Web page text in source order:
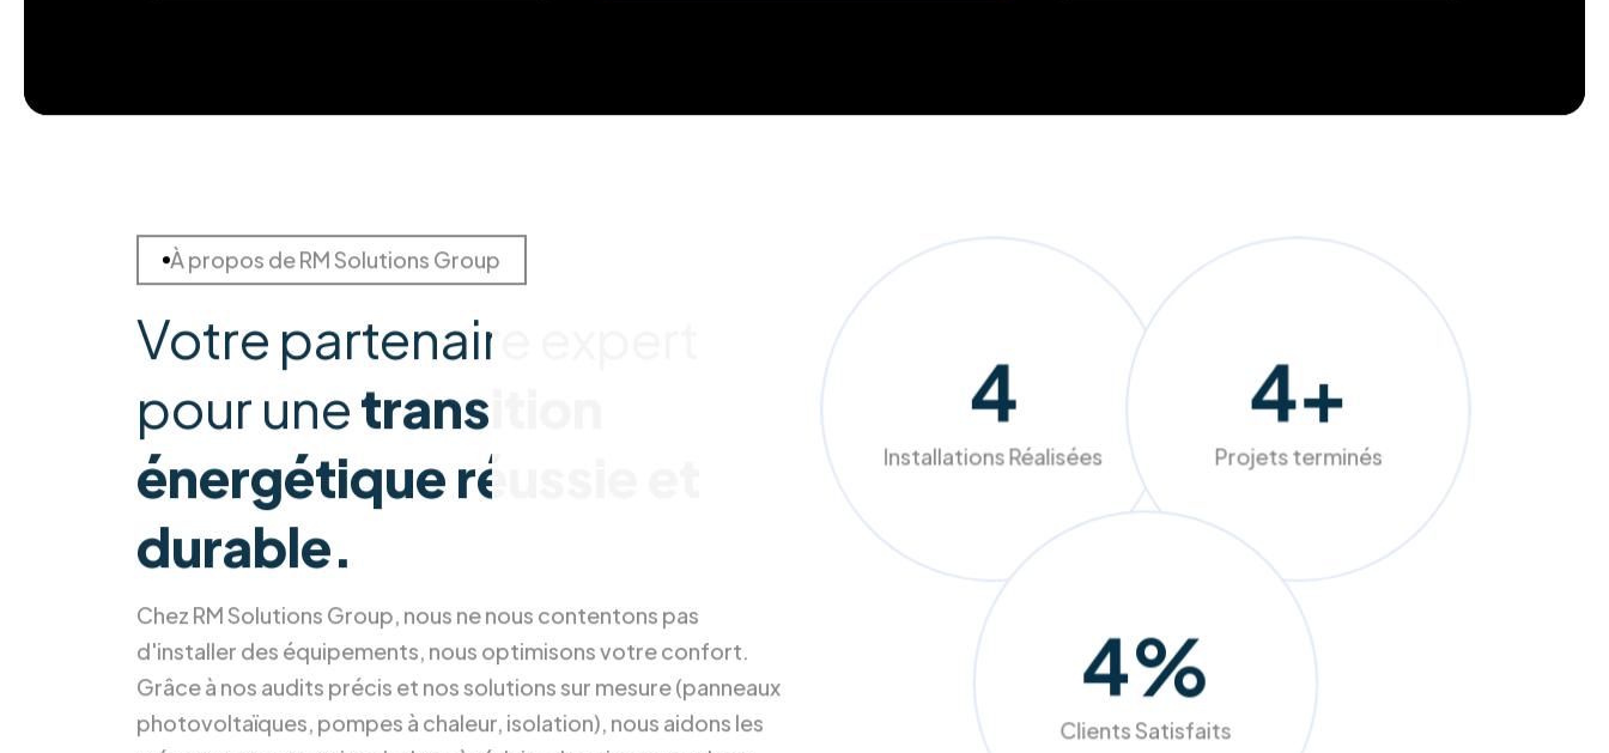
À propos de RM Solutions Group
Votre partenaire expert
pour unetransition
énergétique réussie et
durable.
Chez RM Solutions Group, nous ne nous contentons pas
d'installer des équipements, nous optimisons votre confort.
Grâce à nos audits précis et nos solutions sur mesure (panneaux
photovoltaïques, pompes à chaleur, isolation), nous aidons les
202 202
Projets terminés
98%